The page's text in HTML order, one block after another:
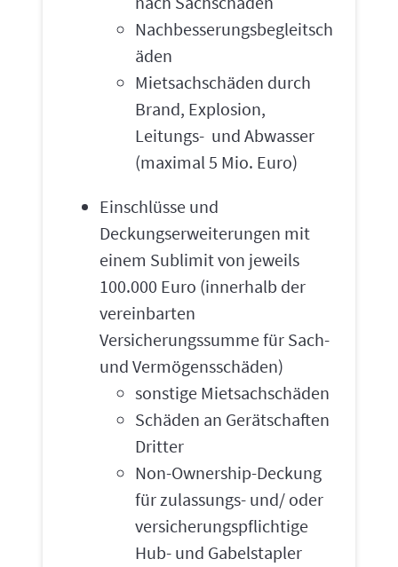
Nachbesserungsbegleitsch
äden
Mietsachschäden durch
Brand, Explosion,
Leitungs- und Abwasser
(maximal 5 Mio. Euro)
Einschlüsse und
Deckungserweiterungen mit
einem Sublimit von jeweils
100.000 Euro (innerhalb der
vereinbarten
Versicherungssumme für Sach-
und Vermögensschäden)
sonstige Mietsachschäden
Schäden an Gerätschaften
Dritter
Non-Ownership-Deckung
für zulassungs- und/ oder
versicherungspflichtige
Hub- und Gabelstapler